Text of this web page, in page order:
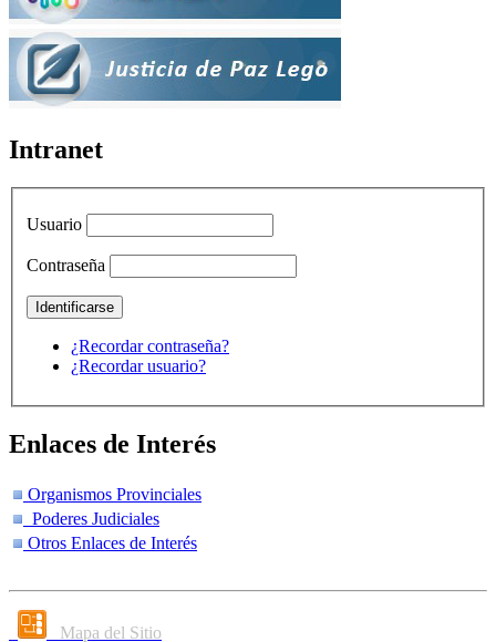
Intranet
Usuario
Contraseña
¿Recordar contraseña?
¿Recordar usuario?
Enlaces de Interés
Organismos Provinciales
Poderes Judiciales
Otros Enlaces de Interés
Mapa del Sitio